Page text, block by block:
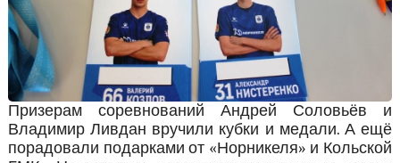
Призерам соревнований Андрей Соловьёв и
Владимир Ливдан вручили кубки и медали. А ещё
порадовали подарками от «Норникеля» и Кольской